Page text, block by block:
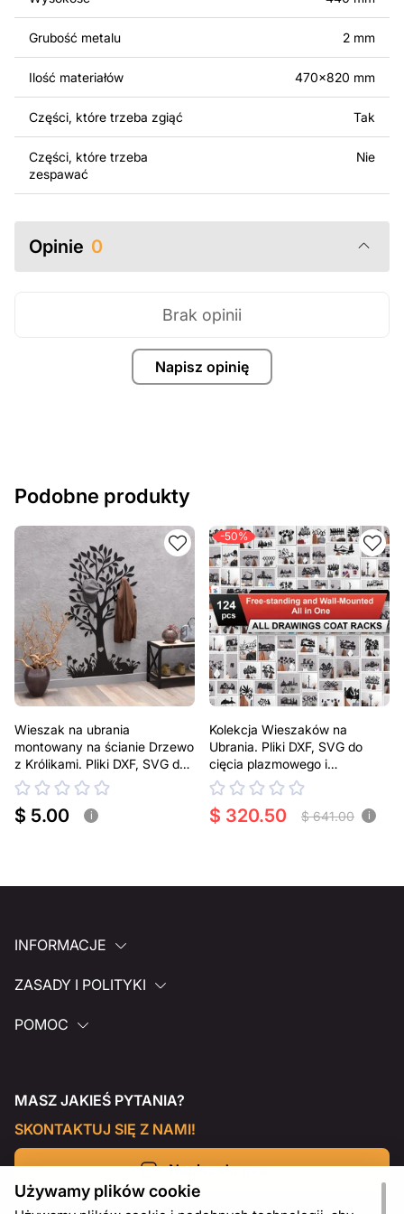
oryginalnych bądź zmodyfikowanych plików jest
surowo zabronione.
Za dodatkową opłatą możemy dostosować projekt
albo wprowadzenie innych modyfikacji według Twoich
potrzeb. Jeśli potrzebujesz indywidualnego projektu
metalowego produktu, skontaktuj się z nami.
Jeśli masz jakiekolwiek pytania lub potrzebujesz
Grubość metalu 2 mm
Ilość materiałów 470x820 mm
Części, które trzeba zgiąć Tak
Części, które trzeba
zespawać
Nie
Opinie 0
Napisz opinię
Brak opinii
Podobne produkty
Wieszak na ubrania
montowany na ścianie Drzewo
z Królikami. Pliki DXF, SVG do
cięcia plazmowego i
laserowego
$ 5.00 i
-50%
Kolekcja Wieszaków na
Ubrania. Pliki DXF, SVG do
cięcia plazmowego i
laserowego
$ 320.50 $ 641.00 i
INFORMACJE
ZASADY I POLITYKI
POMOC
MASZ JAKIEŚ PYTANIA?
SKONTAKTUJ SIĘ Z NAMI!
Napisz do nas
Używamy plików cookie